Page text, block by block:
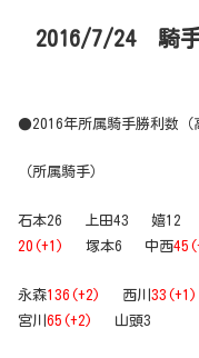
2016/7/24 騎
●2016年所属騎手勝利数（
（所属騎手）
石本26 上田43 嬉12
20(+1)
塚本6 中西
永森136(+2) 西川 33(+1)
宮川 65(+2) 山頭3